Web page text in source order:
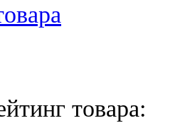
товара: